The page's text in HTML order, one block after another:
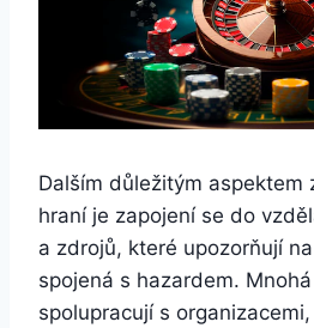
Dalším důležitým aspektem
hraní je zapojení se do
a zdrojů, které upozorňují
spojená s hazardem.
spolupracují s